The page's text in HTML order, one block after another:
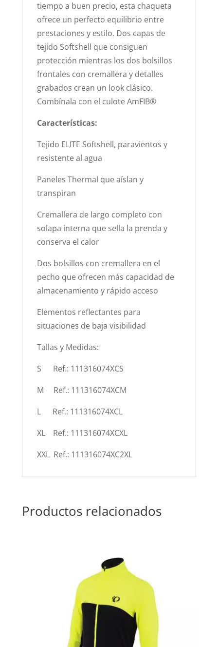
tiempo a buen precio, esta chaqueta
ofrece un perfecto equilibrio entre
prestaciones y estilo. Dos capas de
tejido Softshell que consiguen
protección mientras los dos bolsillos
frontales con cremallera y detalles
grabados crean un look clásico.
Combínala con el culote AmFIB®
Características:
Tejido ELITE Softshell, paravientos y
resistente al agua
Paneles Thermal que aíslan y
transpiran
Cremallera de largo completo con
solapa interna que sella la prenda y
conserva el calor
Dos bolsillos con cremallera en el
pecho que ofrecen más capacidad de
almacenamiento y rápido acceso
Elementos reflectantes para
situaciones de baja visibilidad
Tallas y Medidas:
S Ref.: 111316074XCS
M Ref.: 111316074XCM
L Ref.: 111316074XCL
XL Ref.: 111316074XCXL
XXL Ref.: 111316074XC2XL
Productos relacionados